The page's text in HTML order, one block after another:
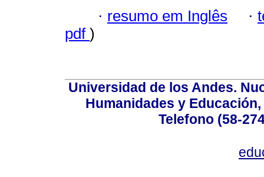
· resumo em Inglês ·
pdf )
Universidad de los Andes.
Humanidades y
Telefono (58-